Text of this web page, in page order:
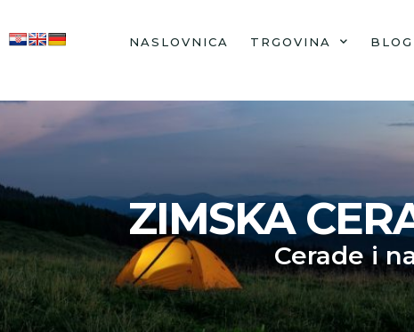
NASLOVNICA TRGOVINA BLOG
ZIMSKA
Cerade i